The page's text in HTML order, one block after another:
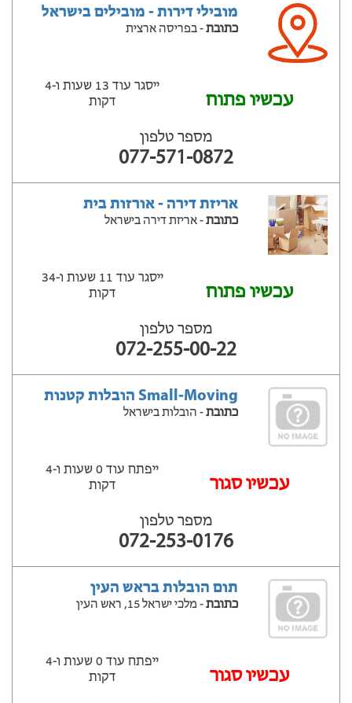
מובילי דירות - מובילים בישראל
כתובת- בפריסה ארצית
עכשיו פתוח
ייסגר עוד 13 שעות ‫ו-4
דקות
מספר טלפון
077-571-0872
אריזת דירה - אורזות בית
כתובת- אריזת דירה בישראל
עכשיו פתוח
ייסגר עוד 11 שעות ‫ו-34
דקות
מספר טלפון
072-255-00-22
Small-Moving הובלות קטנות
כתובת- הובלות בישראל
‫עכשיו סגור
ייפתח עוד 0 שעות ‫ו-4
דקות
מספר טלפון
072-253-0176
תום הובלות בראש העין
כתובת- מלכי ישראל 15, ראש העין
‫עכשיו סגור
ייפתח עוד 0 שעות ‫ו-4
דקות